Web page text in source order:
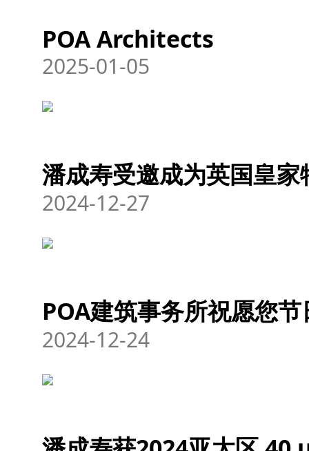
POA Architects
2025-01-05
潘成寿受邀成为英国皇
2024-12-27
POA建筑事务所祝愿您
2024-12-24